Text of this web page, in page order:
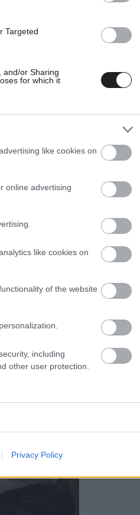
Targeted
and/or Sharing
for which it
like cookies on
online advertising
like cookies on
of the website
including
other user protection.
Privacy Policy
Nos,
az év
és a Hét
más, mégis, aki
lehető legjobb
nem sikerült
keresztül vonja
tetszik a rend